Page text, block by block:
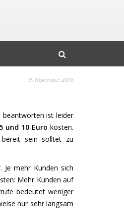
9. November 2016
beantworten ist leider
5 und 10 Euro kosten.
sein solltet zu
Je mehr Kunden sich
Mehr Kunden auf
bedeutet weniger
nur sehr langsam